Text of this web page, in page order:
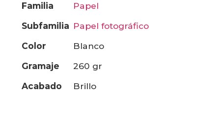
familia
papel
subfamilia
papel fotográfico
color
blanco
gramaje
260 gr
acabado
brillo